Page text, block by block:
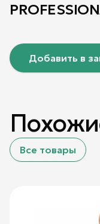
Добавить в
Все товары